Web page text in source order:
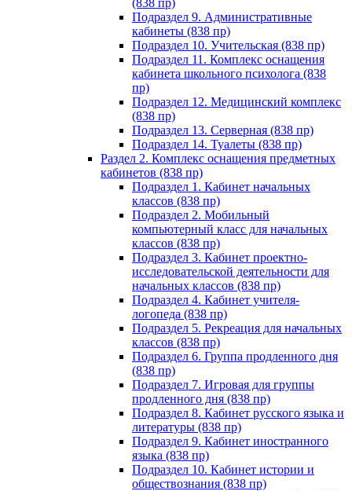
Подраздел 9. Административные
кабинеты (838 пр)
Подраздел 10. Учительская (838 пр)
Подраздел 11. Комплекс оснащения
кабинета школьного психолога (838
пр)
Подраздел 12. Медицинский комплекс
(838 пр)
Подраздел 13. Серверная (838 пр)
Подраздел 14. Туалеты (838 пр)
Раздел 2. Комплекс оснащения предметных
кабинетов (838 пр)
Подраздел 1. Кабинет начальных
классов (838 пр)
Подраздел 2. Мобильный
компьютерный класс для начальных
классов (838 пр)
Подраздел 3. Кабинет проектно-
исследовательской деятельности для
начальных классов (838 пр)
Подраздел 4. Кабинет учителя-
логопеда (838 пр)
Подраздел 5. Рекреация для начальных
классов (838 пр)
Подраздел 6. Группа продленного дня
(838 пр)
Подраздел 7. Игровая для группы
продленного дня (838 пр)
Подраздел 8. Кабинет русского языка и
литературы (838 пр)
Подраздел 9. Кабинет иностранного
языка (838 пр)
Подраздел 10. Кабинет истории и
обществознания (838 пр)